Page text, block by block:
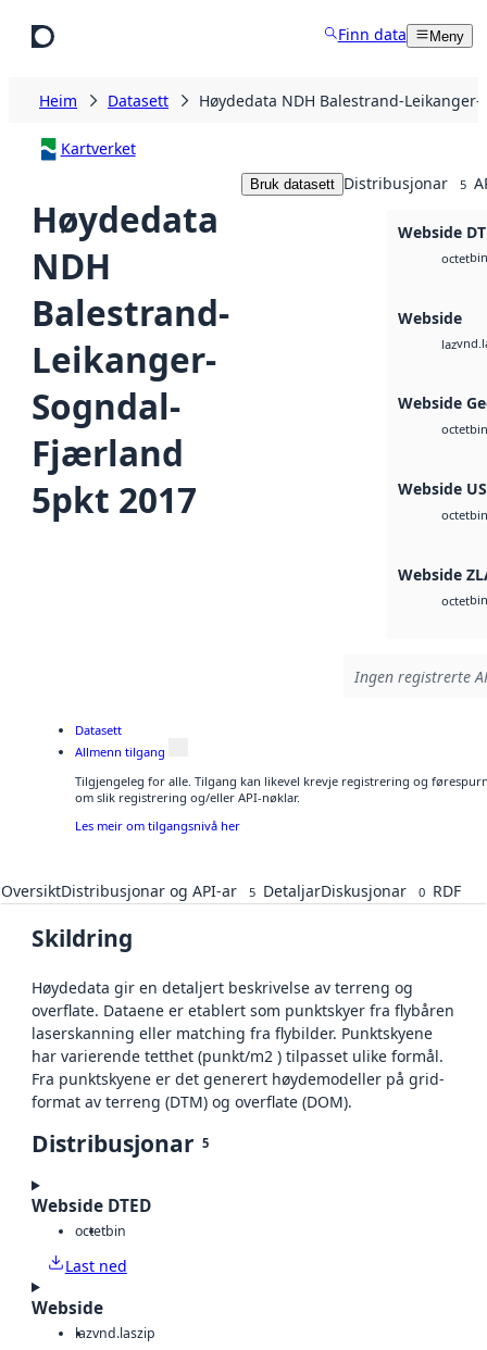
Finn data Meny
Heim Datasett Høydedata NDH Balestrand-
Kartverket
Høydedata
NDH
Balestrand-
Leikanger-
Sogndal-
Fjærland
5pkt 2017
Bruk datasett Distribusjonar 5
Webside
octetbin
Webside
laz
Webside
octetbin
Webside
octetbin
Webside
octetbin
Ingen registrerte
Datasett
Allmenn tilgang
Tilgjengeleg for alle. Tilgang kan likevel krevje registrering og
om slik registrering og/eller API-nøklar.
Les meir om tilgangsnivå her
OversiktDistribusjonar og API-ar 5 DetaljarDiskusjonar 0 RDF
Skildring
Høydedata gir en detaljert beskrivelse av terreng og
overflate. Dataene er etablert som punktskyer fra flybåren
laserskanning eller matching fra flybilder. Punktskyene
har varierende tetthet (punkt/m2 ) tilpasset ulike formål.
Fra punktskyene er det generert høydemodeller på grid-
format av terreng (DTM) og overflate (DOM).
Distribusjonar 5
Webside DTED
octetbin
Last ned
Webside
lazvnd.laszip